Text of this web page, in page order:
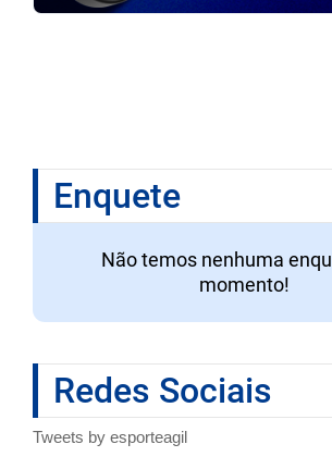
Enquete
Não temos nenhuma
momento!
Redes Sociais
Tweets by esporteagil